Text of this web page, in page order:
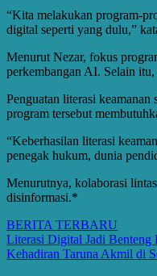
“Kita melakukan program-
digital seperti yang dulu,”
Menurut Nezar, fokus
perkembangan AI. Selain
Penguatan literasi
program tersebut
“Keberhasilan literasi
penegak hukum, dunia
Menurutnya, kolaborasi
disinformasi.*
BERITA TERBARU
Post
navigation
Literasi Digital Jadi Benteng
Kehadiran Taruna Akmil di